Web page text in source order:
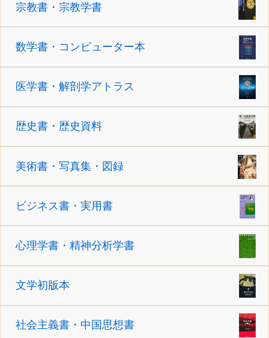
宗教書・宗教学書
数学書・コンピューター本
医学書・解剖学アトラス
歴史書・歴史資料
美術書・写真集・図録
ビジネス書・実用書
心理学書・精神分析学書
文学初版本
社会主義書・中国思想書